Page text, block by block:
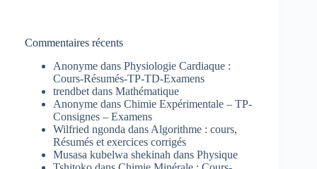
Commentaires récents
Anonyme dans Physiologie Cardiaque :
Cours-Résumés-TP-TD-Examens
trendbet dans Mathématique
Anonyme dans Chimie Expérimentale – TP-
Consignes – Examens
Wilfried ngonda dans Algorithme : cours,
Résumés et exercices corrigés
Musasa kubelwa shekinah dans Physique